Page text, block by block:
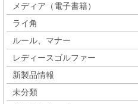
メディア（電子書籍）
ライ角
ルール、マナー
レディースゴルファー
新製品情報
未分類